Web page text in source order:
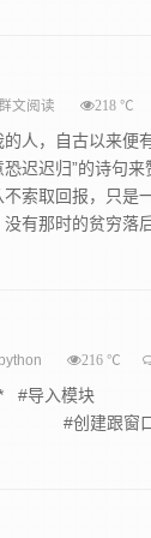
文阅读 218℃
人，自古以来便
迟迟归”的诗句来
索取回报，只是
有那时的贫穷落
python 216℃
#导入模块
创建跟窗口